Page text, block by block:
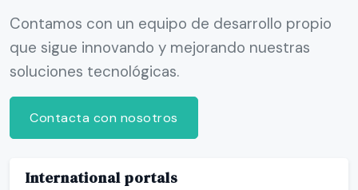
Contamos con un equipo de desarrollo propio
que sigue innovando y mejorando nuestras
soluciones tecnológicas.
Contacta con nosotros
International portals